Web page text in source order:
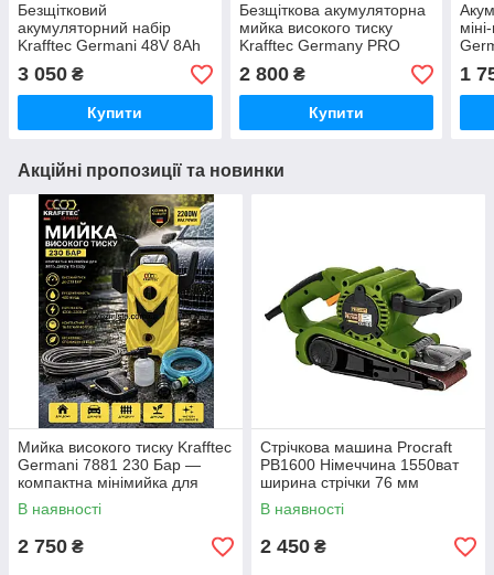
Безщітковий
акумуляторний набір
Krafftec Germani 48V 8Ah
3в1 Перфоратор +
Болгарка + Гайковерт
Крафтек Германия синій
3 050 ₴
Купити
Безщіткова акумуляторна
мийка високого тиску
Krafftec Germany PRO
(48V 8Ah 45 Бар) Ручна
автомийка + 2 АКБ та
насадки
2 800₴
Купити
8
1
Акційні пропозиції та новинки
Мийка високого тиску Krafftec
Germani 7881 230 Бар —
компактна мінімийка для
авто, двору та саду 2200ват
В наявності
2 750 ₴
Стрічкова машина Procraft
PB1600 Німеччина 1550ват
ширина стрічки 76 мм
В наявності
2 450 ₴